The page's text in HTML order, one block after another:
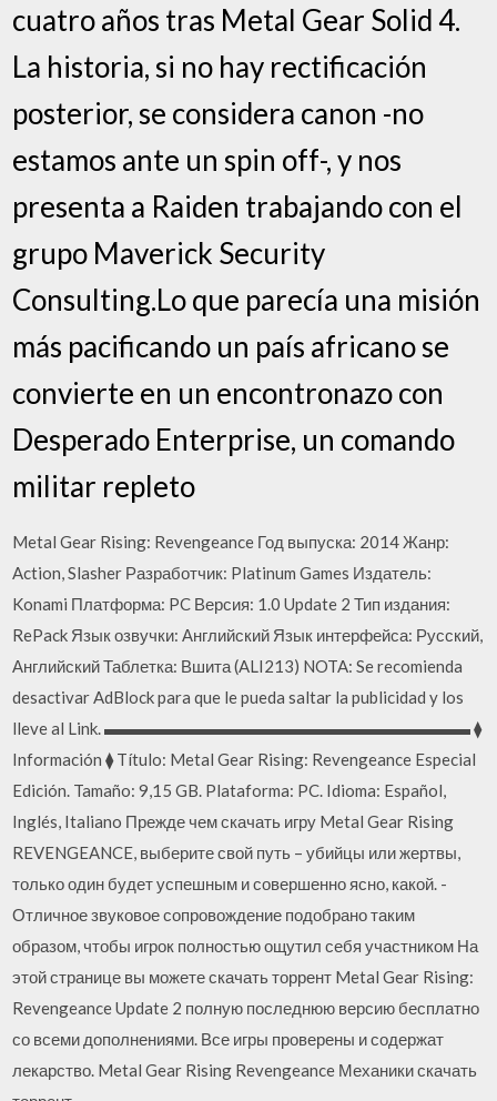
cuatro años tras Metal Gear Solid 4.
La historia, si no hay rectificación
posterior, se considera canon -no
estamos ante un spin off-, y nos
presenta a Raiden trabajando con el
grupo Maverick Security
Consulting.Lo que parecía una misión
más pacificando un país africano se
convierte en un encontronazo con
Desperado Enterprise, un comando
militar repleto
Metal Gear Rising: Revengeance Год выпуска: 2014 Жанр:
Action, Slasher Разработчик: Platinum Games Издатель:
Konami Платформа: PC Версия: 1.0 Update 2 Тип издания:
RePack Язык озвучки: Английский Язык интерфейса: Русский,
Английский Таблетка: Вшита (ALI213) NOTA: Se recomienda
desactivar AdBlock para que le pueda saltar la publicidad y los
lleve al Link. ▬▬▬▬▬▬▬▬▬▬▬▬▬▬▬▬▬▬▬▬▬▬ ⧫
Información ⧫ Título: Metal Gear Rising: Revengeance Especial
Edición. Tamaño: 9,15 GB. Plataforma: PC. Idioma: Español,
Inglés, Italiano Прежде чем скачать игру Metal Gear Rising
REVENGEANCE, выберите свой путь – убийцы или жертвы,
только один будет успешным и совершенно ясно, какой. -
Отличное звуковое сопровождение подобрано таким
образом, чтобы игрок полностью ощутил себя участником На
этой странице вы можете скачать торрент Metal Gear Rising:
Revengeance Update 2 полную последнюю версию бесплатно
со всеми дополнениями. Все игры проверены и содержат
лекарство. Metal Gear Rising Revengeance Механики скачать